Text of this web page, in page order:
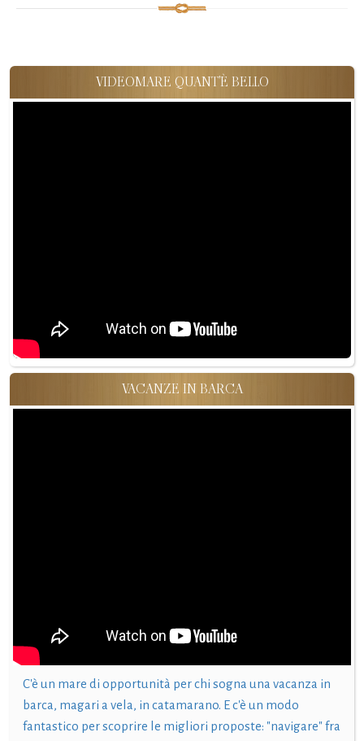
VIDEOMARE QUANT'È BELLO
VACANZE IN BARCA
C'è un mare di opportunità per chi sogna una vacanza in
barca, magari a vela, in catamarano. E c'è un modo
fantastico per scoprire le migliori proposte: "navigare" fra